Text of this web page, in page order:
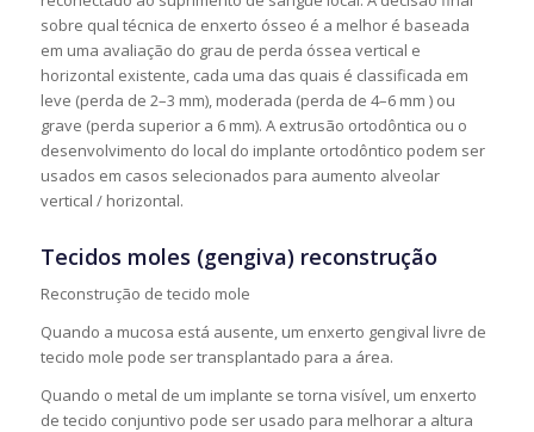
sobre qual técnica de enxerto ósseo é a melhor é baseada
em uma avaliação do grau de perda óssea vertical e
horizontal existente, cada uma das quais é classificada em
leve (perda de 2–3 mm), moderada (perda de 4–6 mm ) ou
grave (perda superior a 6 mm). A extrusão ortodôntica ou o
desenvolvimento do local do implante ortodôntico podem ser
usados ​​em casos selecionados para aumento alveolar
vertical / horizontal.
Tecidos moles (gengiva) reconstrução
Reconstrução de tecido mole
Quando a mucosa está ausente, um enxerto gengival livre de
tecido mole pode ser transplantado para a área.
Quando o metal de um implante se torna visível, um enxerto
de tecido conjuntivo pode ser usado para melhorar a altura